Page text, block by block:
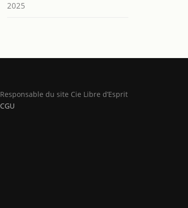
2025
Responsable du site Cie Libre d’Esprit
CGU